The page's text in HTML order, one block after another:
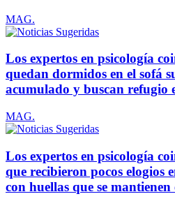
MAG.
Los expertos en psicología
quedan dormidos en el sofá
acumulado y buscan refugio
MAG.
Los expertos en psicología
que recibieron pocos elogios
con huellas que se